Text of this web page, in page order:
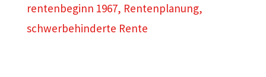
rentenbeginn 1967, Rentenplanung,
schwerbehinderte Rente